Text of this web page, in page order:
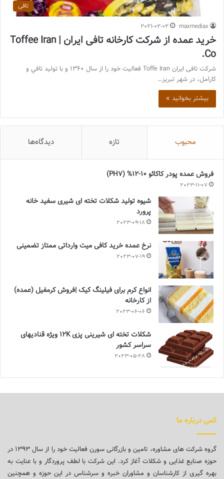
تافی
maxmediax
2021-02-02
خرید عمده از شرکت کارخانه تافی ایران | Toffee Iran
Co.
شرکت تافی ايران Toffe Iran فعالیت خود را از سال 1360 و با تولید تافي و
كارامل، در شهر تبريز…
بیشتر بخوانید »
محبوب تازه دیدگاه‌ها
فروش عمده پودر کاکائو 10-12% (PH7)
2023-11-07
شیوه تولید شکلات تخته ای شیری سفید خانه
پرورد
2023-09-18
نرخ عمده خرید کافی میت وارداتی ممتاز تضمینی
2023-07-19
انواع کرم برای فیلینگ کیک |فروش کرمفیل (عمده)
از کارخانه
2023-06-06
شکلات تخته ای شیرینی پزی 12K ویژه قنادیهای
سراسر کشور
2023-05-28
کمی درباره ما
گروه شرکت های مشاوره، تامین و بازرگانی سورن فعالیت خود را از سال ۱۳۹۳ در
حوزه صنایع غذایی و شکلات آغاز کرد. این شرکت با لطف پروردگار و با عنایت به
بهره گیری از کارشناسان و مشاوران خبره و سرشناس در این حوزه و همچنین